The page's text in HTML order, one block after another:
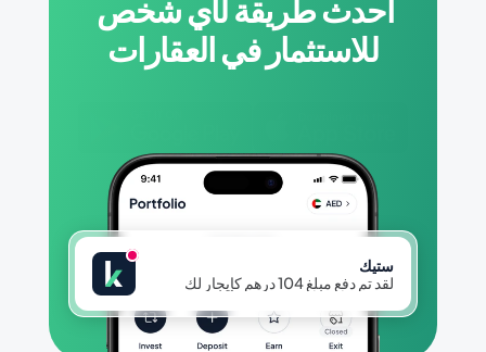
للاستثمار في العقارات
ستيك
لقد تم دفع مبلغ 104 درهم كإيجار لك